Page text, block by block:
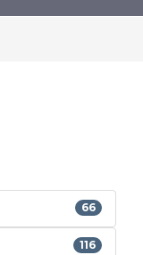
66
116